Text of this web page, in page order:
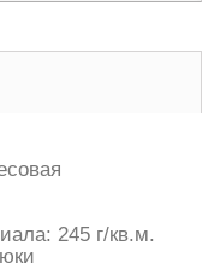
245 г/кв.м.